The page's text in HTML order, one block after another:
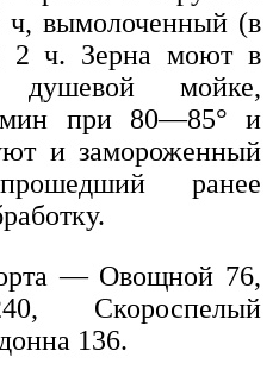
ч, вымолоченный (в
2 ч. Зерна моют в
душевой мойке,
при 80—85° и
и замороженный
ранее
— Овощной 76,
Скороспелый
136.